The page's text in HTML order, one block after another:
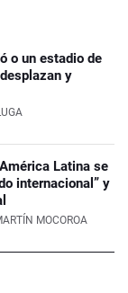
o un estadio de
y
Latina se
internacional” y
MOCOROA